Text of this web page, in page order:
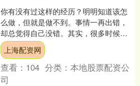
你有没有过这样的经历？明明知道该怎
么做，但就是做不到。事情一再出错，
却总觉得自己没错。其实，很多时候不
是你不够努力，而是你没看懂问题的本
质。 ⚠ 理解力是行动的....
上海配资网
查看： 104 分类：本地股票配资公
司